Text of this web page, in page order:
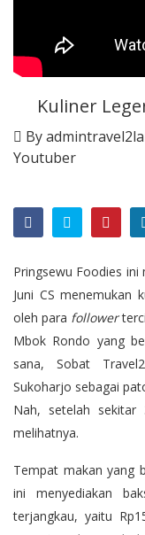
Kuliner
By
Youtuber
Pringsewu Foodies ini
Juni CS menemukan
oleh para follower
Mbok Rondo yang
sana, Sobat
Sukoharjo sebagai
Nah, setelah
melihatnya.
Tempat makan yang
ini menyediakan
terjangkau, yaitu